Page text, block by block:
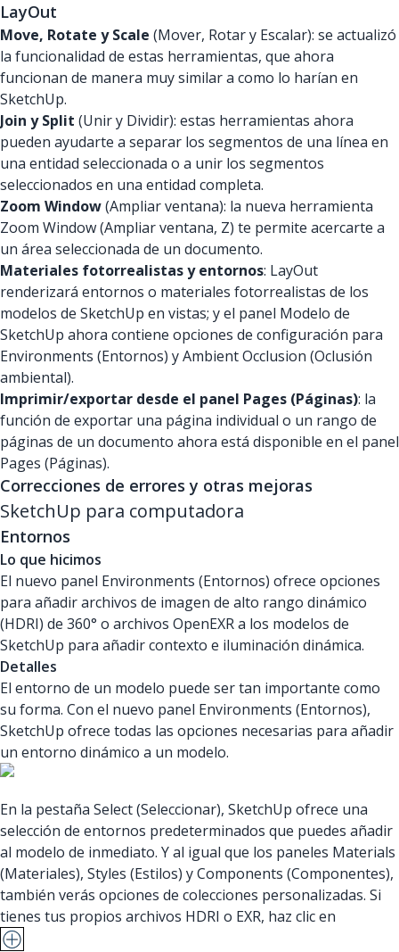
LayOut
Move, Rotate y Scale (Mover, Rotar y Escalar): se actualizó
la funcionalidad de estas herramientas, que ahora
funcionan de manera muy similar a como lo harían en
SketchUp.
Join y Split (Unir y Dividir): estas herramientas ahora
pueden ayudarte a separar los segmentos de una línea en
una entidad seleccionada o a unir los segmentos
seleccionados en una entidad completa.
Zoom Window(Ampliar ventana): la nueva herramienta
Zoom Window (Ampliar ventana, Z) te permite acercarte a
un área seleccionada de un documento.
Materiales fotorrealistas y entornos: LayOut
renderizará entornos o materiales fotorrealistas de los
modelos de SketchUp en vistas; y el panel Modelo de
SketchUp ahora contiene opciones de configuración para
Environments (Entornos) y Ambient Occlusion (Oclusión
ambiental).
Imprimir/exportar desde el panel Pages (Páginas): la
función de exportar una página individual o un rango de
páginas de un documento ahora está disponible en el panel
Pages (Páginas).
Correcciones de errores y otras mejoras
SketchUp para computadora
Entornos
Lo que hicimos
El nuevo panel Environments (Entornos) ofrece opciones
para añadir archivos de imagen de alto rango dinámico
(HDRI) de 360° o archivos OpenEXR a los modelos de
SketchUp para añadir contexto e iluminación dinámica.
Detalles
El entorno de un modelo puede ser tan importante como
su forma. Con el nuevo panel Environments (Entornos),
SketchUp ofrece todas las opciones necesarias para añadir
un entorno dinámico a un modelo.
En la pestaña Select (Seleccionar), SketchUp ofrece una
selección de entornos predeterminados que puedes añadir
al modelo de inmediato. Y al igual que los paneles Materials
(Materiales), Styles (Estilos) y Components (Componentes),
también verás opciones de colecciones personalizadas. Si
tienes tus propios archivos HDRI o EXR, haz clic en